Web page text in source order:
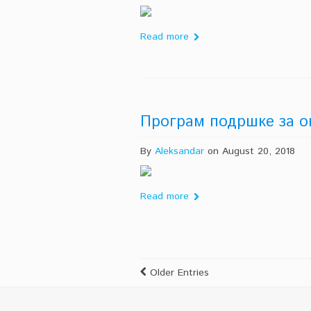
Read more
Програм подршке за
By Aleksandar on August 20, 2018
Read more
Older Entries